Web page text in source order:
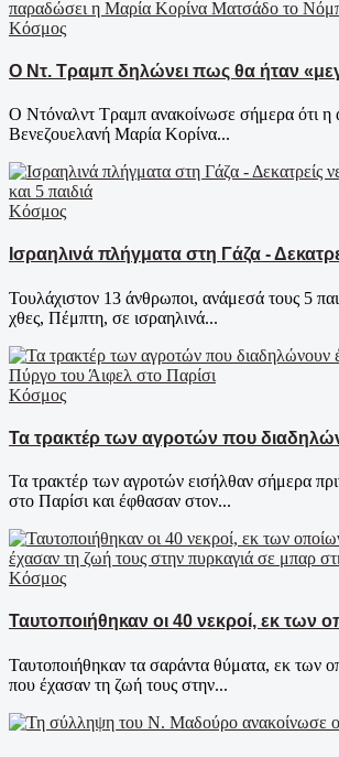
Κόσμος
Ο Ντ. Τραμπ δηλώνει πως θα ήταν
Ο Ντόναλντ Τραμπ ανακοίνωσε σήμερα ότι η
Βενεζουελανή Μαρία Κορίνα...
Κόσμος
Ισραηλινά πλήγματα στη Γάζα -
Τουλάχιστον 13 άνθρωποι, ανάμεσά τους 5
χθες, Πέμπτη, σε ισραηλινά...
Κόσμος
Τα τρακτέρ των αγροτών που
Τα τρακτέρ των αγροτών εισήλθαν σήμερα
στο Παρίσι και έφθασαν στον...
Κόσμος
Ταυτοποιήθηκαν οι 40 νεκροί, εκ των
Ταυτοποιήθηκαν τα σαράντα θύματα, εκ των
που έχασαν τη ζωή τους στην...